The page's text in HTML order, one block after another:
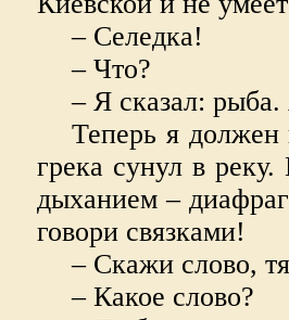
– Селедка!
– Что?
– Я сказал:
Теперь я должен
грека сунул в
дыханием –
говори связками!
– Скажи слово,
– Какое слово?